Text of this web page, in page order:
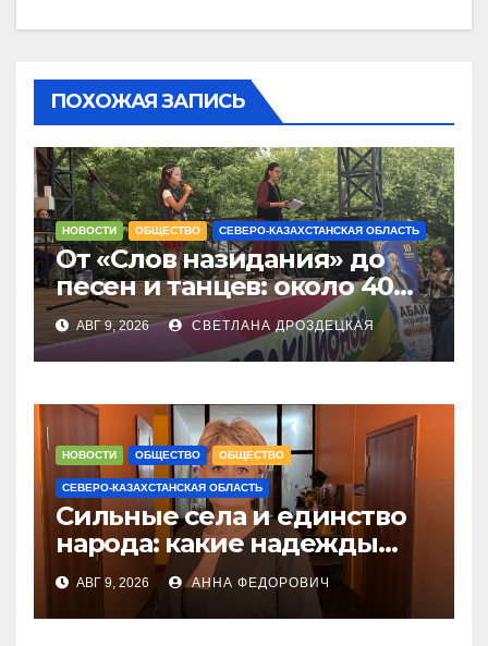
ПОХОЖАЯ ЗАПИСЬ
НОВОСТИ ОБЩЕСТВО СЕВЕРО-КАЗАХСТАНСКАЯ ОБЛАСТЬ
От «Слов назидания» до
песен и танцев: около 40
юных чтецов собрались на
Абай оқулары в
Петропавловске
АВГ 9, 2026 СВЕТЛАНА ДРОЗДЕЦКАЯ
НОВОСТИ ОБЩЕСТВО ОБЩЕСТВО
СЕВЕРО-КАЗАХСТАНСКАЯ ОБЛАСТЬ
Сильные села и единство
народа: какие надежды
связывают с новым
Курултаем жители СКО
АВГ 9, 2026 АННА ФЕДОРОВИЧ